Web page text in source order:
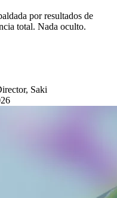
por resultados de
total. Nada oculto.
Saki